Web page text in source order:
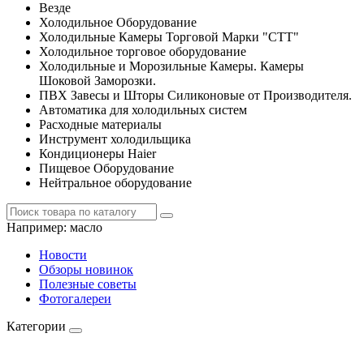
Везде
Холодильное Оборудование
Холодильные Камеры Торговой Марки "СТТ"
Холодильное торговое оборудование
Холодильные и Морозильные Камеры. Камеры
Шоковой Заморозки.
ПВХ Завесы и Шторы Силиконовые от Производителя.
Автоматика для холодильных систем
Расходные материалы
Инструмент холодильщика
Кондиционеры Haier
Пищевое Оборудование
Нейтральное оборудование
Например: масло
Новости
Обзоры новинок
Полезные советы
Фотогалереи
Категории